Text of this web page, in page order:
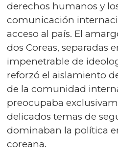
derechos humanos y
comunicación
acceso al país. El
dos Coreas, separadas
impenetrable de
reforzó el aislamiento
de la comunidad
preocupaba
delicados temas de
dominaban la política
coreana.